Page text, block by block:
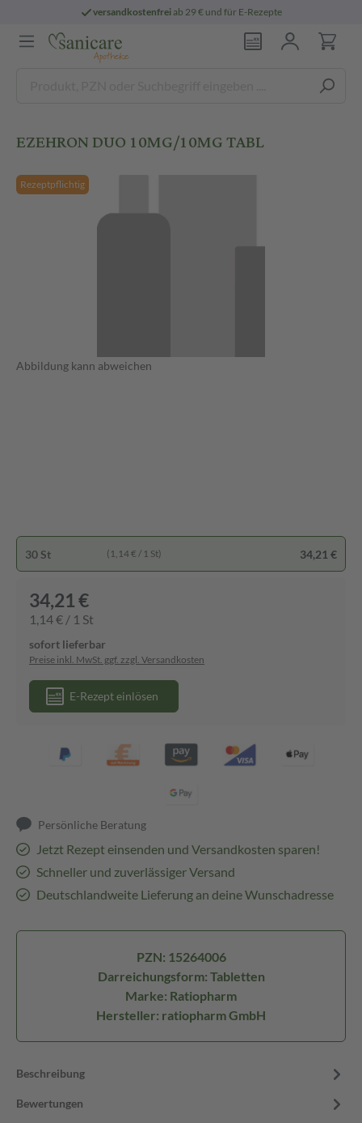
versandkostenfreiab 29 € und für E-Rezepte
EZEHRON DUO 10MG/10MG TABL
Rezeptpflichtig
Abbildung kann abweichen
30 St (1,14 € / 1 St) 34,21 €
34,21 €
1,14 € / 1 St
sofort lieferbar
Preise inkl. MwSt. ggf. zzgl. Versandkosten
E-Rezept einlösen
Persönliche Beratung
Jetzt Rezept einsenden und Versandkosten sparen!
Schneller und zuverlässiger Versand
Deutschlandweite Lieferung an deine Wunschadresse
PZN: 15264006
Darreichungsform: Tabletten
Marke: Ratiopharm
Hersteller: ratiopharm GmbH
Beschreibung
Bewertungen